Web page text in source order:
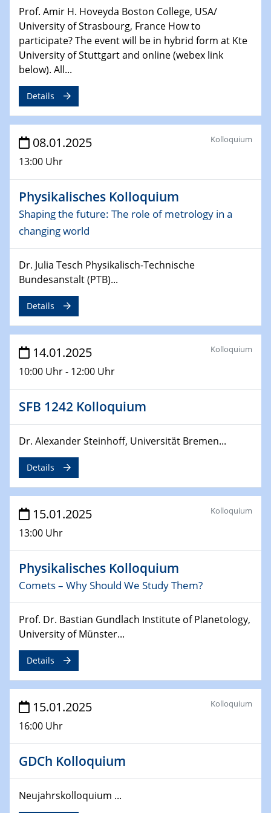
06.02.2025
Sfb-trr247-all Seminar
CataLysis Joint Colloquium)
10.02.2025 - 11.02.2025
Sfb-trr247-all Workshop
UnOCat
SFB/TRR 270 Kolloquium
CENIDE / ZBT / IW
11.02.2025
Natural Water to H2
12.02.2025 - 14.02.2025
Sfb-trr247-all Annual Meeting
24.02.2025
CENIDE-BGU Seminar
27.02.2025
WIN & CENIDE Seminar Series on 2D-
27.02.2025
Sfb-trr247-all Seminar
18.03.2025 - 19.03.2025
Kooperationsseminar
21.03.2025
EIC Pathfinder
EU funding for early stage scientific, technological or
deep-tech R&D
26.03.2025 - 28.03.2025
2nd ACAMEC 2025
Conversion
27.03.2025
WIN & CENIDE Seminar Series on 2D-
MATURE
27.03.2025
CENIDE-BGU Seminar
Colloquia Series on Sustainable Metallurgy
Towards more sustainable uses of rare earth elements
- from an inorganic and biological perspective
Prof. Amir H. Hoveyda Boston College, USA/
University of Strasbourg, France How to
participate? The event will be in hybrid form at Kte
University of Stuttgart and online (webex link
below). All...
Details
08.01.2025
13:00 Uhr
Kolloquium
Physikalisches Kolloquium
Shaping the future: The role of metrology in a
changing world
Dr. Julia Tesch Physikalisch-Technische
Bundesanstalt (PTB)...
Details
14.01.2025
10:00 Uhr - 12:00 Uhr
Kolloquium
SFB 1242 Kolloquium
Dr. Alexander Steinhoff, Universität Bremen...
Details
15.01.2025
13:00 Uhr
Kolloquium
Physikalisches Kolloquium
Comets – Why Should We Study Them?
Prof. Dr. Bastian Gundlach Institute of Planetology,
University of Münster...
Details
15.01.2025
16:00 Uhr
Kolloquium
GDCh Kolloquium
Neujahrskolloquium ...